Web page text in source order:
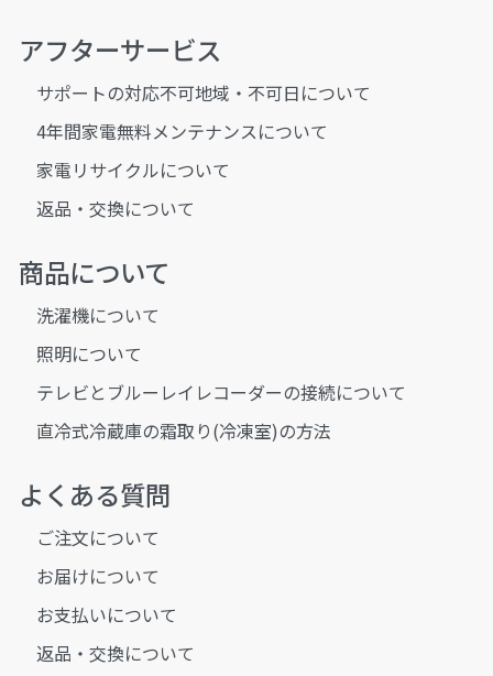
アフターサービス
サポートの対応不可地域・不可日について
4年間家電無料メンテナンスについて
家電リサイクルについて
返品・交換について
商品について
洗濯機について
照明について
テレビとブルーレイレコーダーの接続について
直冷式冷蔵庫の霜取り(冷凍室)の方法
よくある質問
ご注文について
お届けについて
お支払いについて
返品・交換について